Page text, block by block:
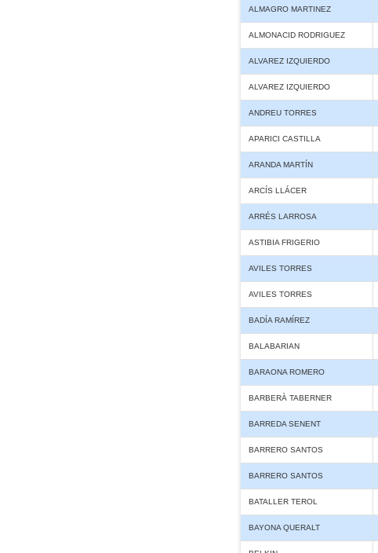
ALMAGRO MARTINEZ
ALMONACID RODRIGUEZ
ALVAREZ IZQUIERDO
ALVAREZ IZQUIERDO
ANDREU TORRES
APARICI CASTILLA
ARANDA MARTÍN
ARCÍS LLÁCER
ARRÉS LARROSA
ASTIBIA FRIGERIO
AVILES TORRES
AVILES TORRES
BADÍA RAMÍREZ
BALABARIAN
BARAONA ROMERO
BARBERÀ TABERNER
BARREDA SENENT
BARRERO SANTOS
BARRERO SANTOS
BATALLER TEROL
BAYONA QUERALT